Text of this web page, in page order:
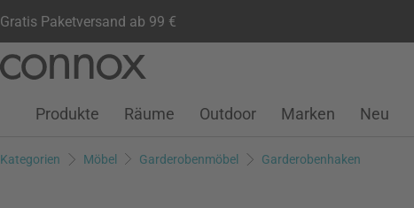
Gratis Paketversand ab 99 €
Seiteninhalt
Suchfeld
Kundenkonto
Wunschliste
Warenkorb
Produkte Räume Outdoor Marken Neu
Kategorien Möbel Garderobenmöbel Garderobenhaken